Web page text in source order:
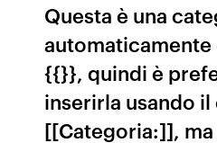
Questa è una
{{}}, quindi è
inserirla usando
[[Categoria:]],